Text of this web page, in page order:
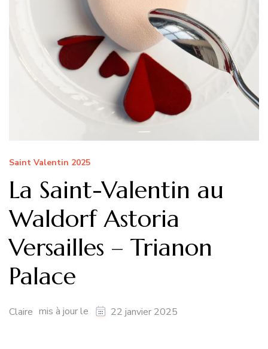
Saint Valentin 2025
La Saint-Valentin au
Waldorf Astoria
Versailles – Trianon
Palace
Claire mis à jour le 22 janvier 2025